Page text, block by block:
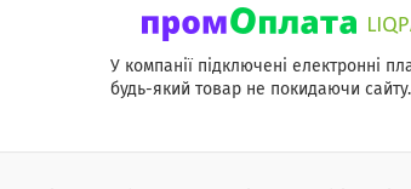
У компанії підключені електронні
будь-який товар не покидаючи сайту.